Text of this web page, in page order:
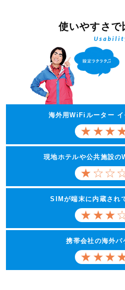
使いやすさで
海外用WiFiルーター
現地ホテルや公共施設の
SIMが端末に内蔵され
携帯会社の海外パ